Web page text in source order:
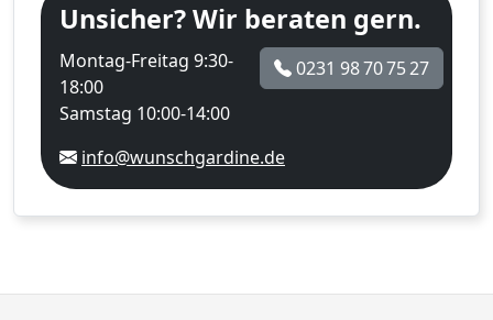
Unsicher? Wir beraten gern.
Montag-Freitag 9:30-
18:00
Samstag 10:00-14:00
0231 98 70 75 27
info@wunschgardine.de